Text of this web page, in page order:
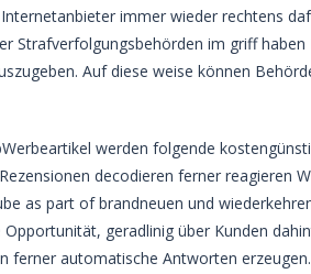
immer wieder rechtens
Strafverfolgungsbehörden im griff
Auf diese weise können
Werbeartikel werden folgende
decodieren ferner reagieren
as part of brandneuen und
geradlinig über Kunden
automatische Antworten